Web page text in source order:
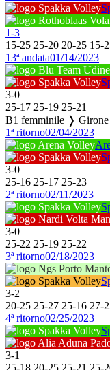
1-3
15-25 25-20 20-25 15-
13ª andata01/14/2023
3-0
25-17 25-19 25-21
B1 femminile ❭
1ª ritorno02/04/2023
3-0
25-16 25-17 25-23
2ª ritorno02/11/2023
3-0
25-22 25-19 25-22
3ª ritorno02/18/2023
3-2
20-25 25-27 25-16 27-
4ª ritorno02/25/2023
3-1
25-18 20-25 25-21 25-